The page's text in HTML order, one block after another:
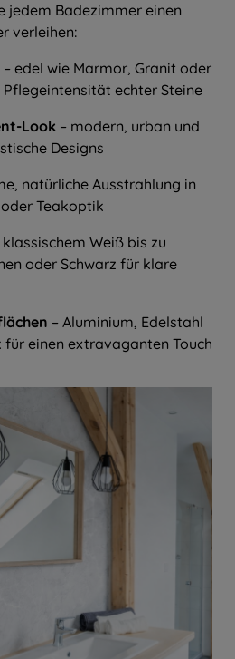
jedem Badezimmer einen
verleihen:
– edel wie Marmor, Granit oder
Pflegeintensität echter Steine
Look – modern, urban und
Designs
natürliche Ausstrahlung in
Teakoptik
klassischem Weiß bis zu
oder Schwarz für klare
– Aluminium, Edelstahl
einen extravaganten Touch